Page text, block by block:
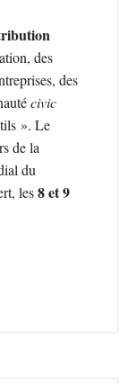
des
des
civic
». Le
de la
du
les8 et 9